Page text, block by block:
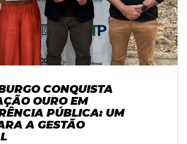
CONQUISTA
OURO EM
PÚBLICA: UM
A GESTÃO